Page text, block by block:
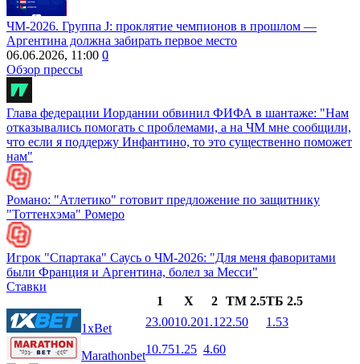
ЧМ-2026. Группа J: проклятие чемпионов в прошлом —
Аргентина должна забирать первое место
06.06.2026, 11:00 0
Обзор прессы
Глава федерации Иордании обвинил ФИФА в шантаже: "Нам
отказывались помогать с проблемами, а на ЧМ мне сообщили,
что если я поддержу Инфантино, то это существенно поможет
нам"
Романо: "Атлетико" готовит предложение по защитнику
"Тоттенхэма" Ромеро
Игрок "Спартака" Саусь о ЧМ-2026: "Для меня фаворитами
были Франция и Аргентина, болел за Месси"
Ставки
1
X 2 ТМ 2.5ТБ 2.5
1xBet
23.0010.201.122.50 1.53
Marathonbet10.751.25 4.60